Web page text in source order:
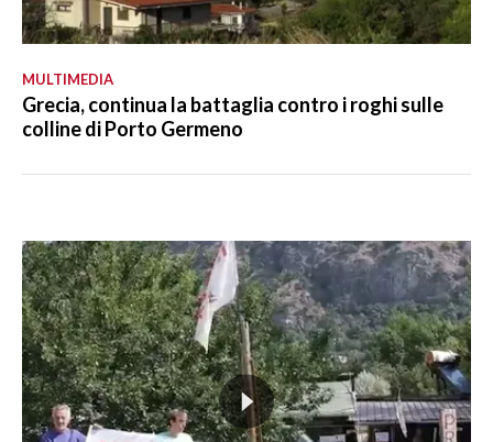
MULTIMEDIA
Grecia, continua la battaglia contro i roghi sulle
colline di Porto Germeno